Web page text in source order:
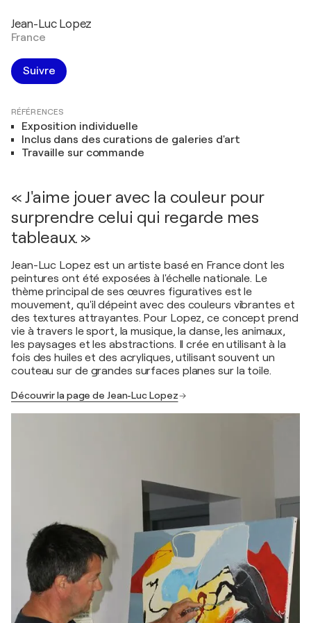
Jean-Luc Lopez
France
Suivre
RÉFÉRENCES
Exposition individuelle
Inclus dans des curations de galeries d'art
Travaille sur commande
« J'aime jouer avec la couleur pour
surprendre celui qui regarde mes
tableaux. »
Jean-Luc Lopez est un artiste basé en France dont les
peintures ont été exposées à l'échelle nationale. Le
thème principal de ses œuvres figuratives est le
mouvement, qu'il dépeint avec des couleurs vibrantes et
des textures attrayantes. Pour Lopez, ce concept prend
vie à travers le sport, la musique, la danse, les animaux,
les paysages et les abstractions. Il crée en utilisant à la
fois des huiles et des acryliques, utilisant souvent un
couteau sur de grandes surfaces planes sur la toile.
Découvrir la page de Jean-Luc Lopez